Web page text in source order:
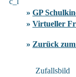
» GP
» Virtueller
» Zurück
Zufallsbild